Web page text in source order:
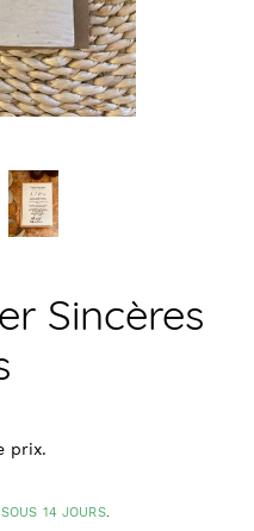
Sincères
prix.
SOUS 14 JOURS.